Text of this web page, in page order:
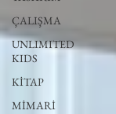
ÇALIŞMA
UNLIMITED
KIDS
KİTAP
MİMARİ